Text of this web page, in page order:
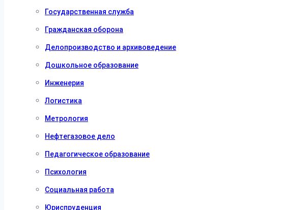
Государственная служба
Гражданская оборона
Делопроизводство и архивоведение
Дошкольное образование
Инженерия
Логистика
Метрология
Нефтегазовое дело
Педагогическое образование
Психология
Социальная работа
Юриспруденция